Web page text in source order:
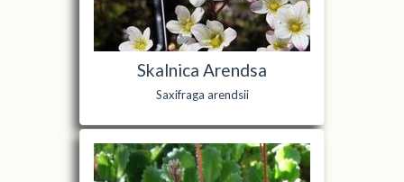
Skalnica Arendsa
Saxifraga arendsii